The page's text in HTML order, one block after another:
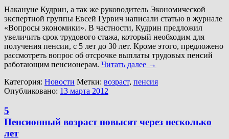
Накануне Кудрин, а так же руководитель Экономической
экспертной группы Евсей Гурвич написали статью в журнале
«Вопросы экономики». В частности, Кудрин предложил
увеличить срок трудового стажа, который необходим для
получения пенсии, с 5 лет до 30 лет. Кроме этого, предложено
рассмотреть вопрос об отсрочке выплаты трудовых пенсий
работающим пенсионерам. Читать далее →
Категория: Новости Метки: возраст, пенсия
Опубликовано: 13 марта 2012
5
Пенсионный возраст повысят через несколько
лет